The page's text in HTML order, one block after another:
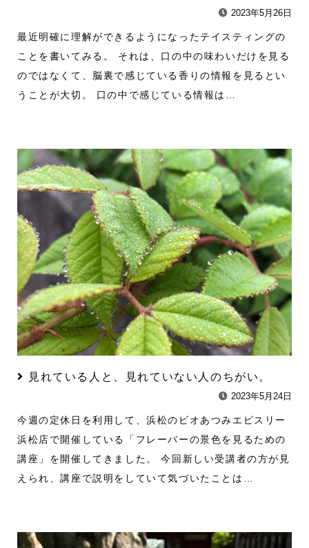
2023年5月26日
最近明確に理解ができるようになったテイスティングの
ことを書いてみる。 それは、口の中の味わいだけを見る
のではなくて、脳裏で感じている香りの情報を見るとい
うことが大切。 口の中で感じている情報は…
見れている人と、見れていない人のちがい。
2023年5月24日
今週の定休日を利用して、浜松のビオあつみエピスリー
浜松店で開催している「フレーバーの景色を見るための
講座」を開催してきました。 今回新しい受講者の方が見
えられ、講座で説明をしていて気づいたことは…